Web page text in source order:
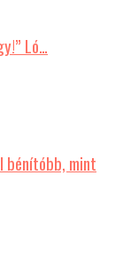
Ló…
bénítóbb, mint